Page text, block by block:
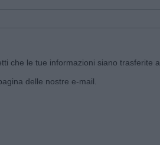
che le tue informazioni siano trasferite a
delle nostre e-mail.